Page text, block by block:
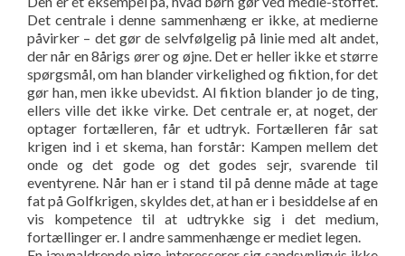
Det centrale i denne sammenhæng er ikke, at medierne
påvirker – det gør de selvfølgelig på linie med alt andet,
der når en 8årigs ører og øjne. Det er heller ikke et større
spørgsmål, om han blander virkelighed og fiktion, for det
gør han, men ikke ubevidst. Al fiktion blander jo de ting,
ellers ville det ikke virke. Det centrale er, at noget, der
optager fortælleren, får et udtryk. Fortælleren får sat
krigen ind i et skema, han forstår: Kampen mellem det
onde og det gode og det godes sejr, svarende til
eventyrene. Når han er i stand til på denne måde at tage
fat på Golfkrigen, skyldes det, at han er i besiddelse af en
vis kompetence til at udtrykke sig i det medium,
fortællinger er. I andre sammenhænge er mediet legen.